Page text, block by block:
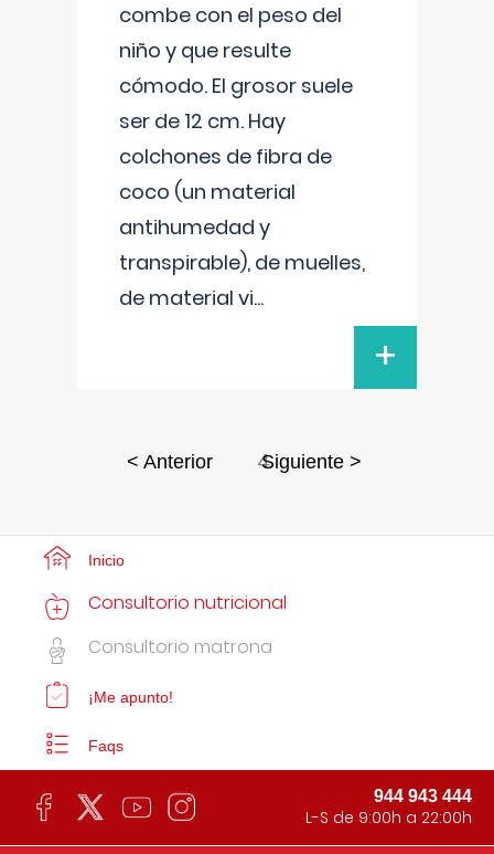
combe con el peso del
niño y que resulte
cómodo. El grosor suele
ser de 12 cm. Hay
colchones de fibra de
coco (un material
antihumedad y
transpirable), de muelles,
de material vi...
+
< Anterior 4
Siguiente >
Inicio
Consultorio nutricional
Consultorio matrona
¡Me apunto!
Faqs
944 943 444
L-S de 9:00h a 22:00h